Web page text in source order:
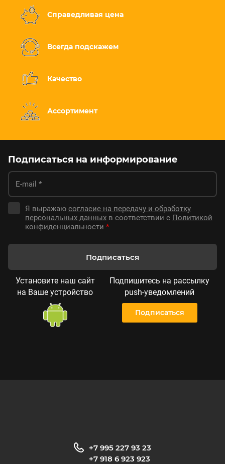
Справедливая цена
Всегда подскажем
Качество
Ассортимент
Подписаться на информирование
Я выражаю согласие на передачу и обработку
персональных данных в соответствии с Политикой
конфиденциальности *
Подписаться
Установите наш сайт
на Ваше устройство
Подпишитесь на рассылку
push-уведомлений
Подписаться
+7 995 227 93 23
+7 918 6 923 923